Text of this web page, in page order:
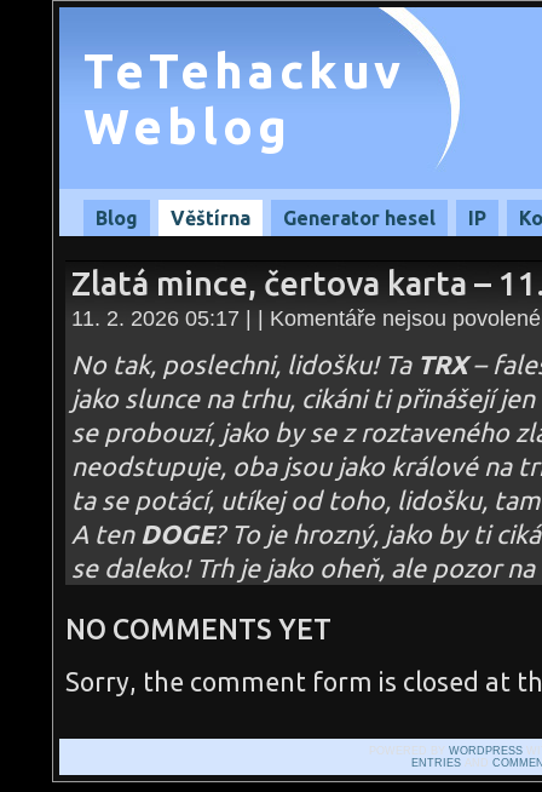
TeTehackuv
Weblog
Blog Věštírna Generator hesel IP
Zlatá mince, čertova karta –
11. 2. 2026 05:17 | | Komentáře nejsou povolené
No tak, poslechni, lidošku! Ta TRX–
jako slunce na trhu, cikáni ti přinášejí
se probouzí, jako by se z roztaveného
neodstupuje, oba jsou jako králové na
ta se potácí, utíkej od toho, lidošku,
A ten DOGE? To je hrozný, jako by ti
se daleko! Trh je jako oheň, ale pozor
NO COMMENTS YET
Sorry, the comment form is closed at
POWERED BY WORDPRESS
ENTRIESAND